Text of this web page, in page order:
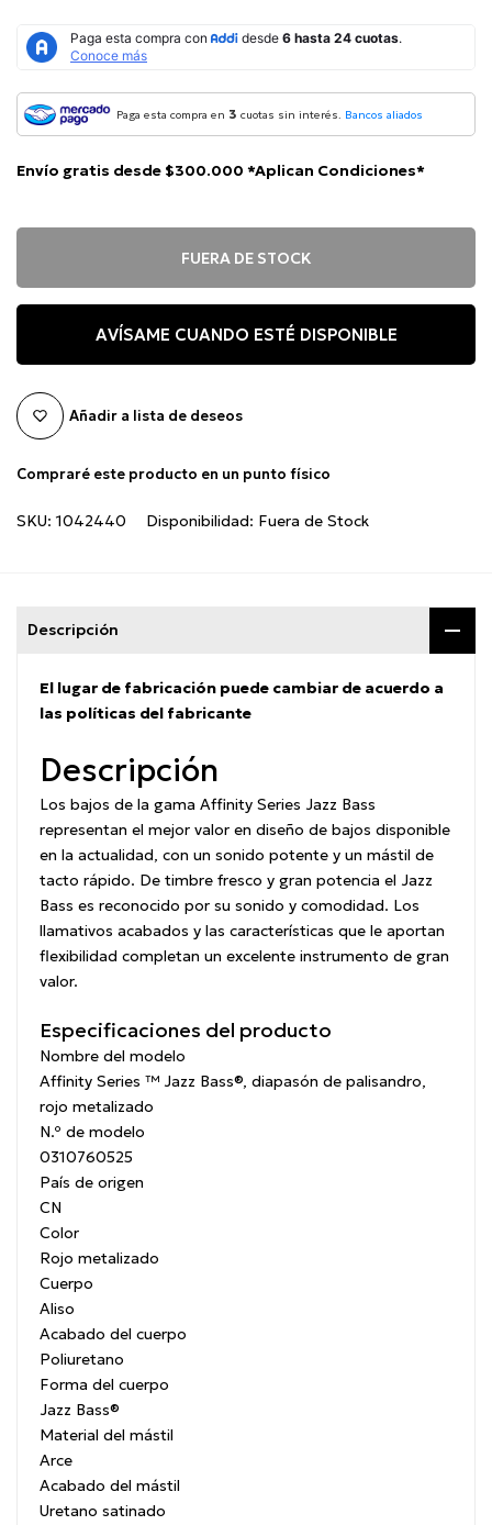
Paga esta compra en 3 cuotas sin interés. Bancos aliados
Envío gratis desde $300.000 *Aplican Condiciones*
FUERA DE STOCK
AVÍSAME CUANDO ESTÉ DISPONIBLE
Añadir a lista de deseos
Compraré este producto en un punto físico
SKU: 1042440 Disponibilidad: Fuera de Stock
Descripción
El lugar de fabricación puede cambiar de acuerdo a
las políticas del fabricante
Descripción
Los bajos de la gama Affinity Series Jazz Bass
representan el mejor valor en diseño de bajos disponible
en la actualidad, con un sonido potente y un mástil de
tacto rápido. De timbre fresco y gran potencia el Jazz
Bass es reconocido por su sonido y comodidad. Los
llamativos acabados y las características que le aportan
flexibilidad completan un excelente instrumento de gran
valor.
Especificaciones del producto
Nombre del modelo
Affinity Series ™ Jazz Bass®, diapasón de palisandro,
rojo metalizado
N.º de modelo
0310760525
País de origen
CN
Color
Rojo metalizado
Cuerpo
Aliso
Acabado del cuerpo
Poliuretano
Forma del cuerpo
Jazz Bass®
Material del mástil
Arce
Acabado del mástil
Uretano satinado